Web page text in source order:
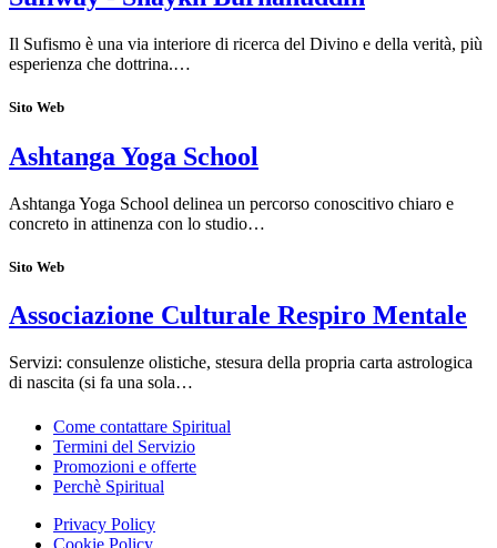
Il Sufismo è una via interiore di ricerca del Divino e della verità, più
esperienza che dottrina.…
Sito Web
Ashtanga Yoga School
Ashtanga Yoga School delinea un percorso conoscitivo chiaro e
concreto in attinenza con lo studio…
Sito Web
Associazione Culturale Respiro Mentale
Servizi: consulenze olistiche, stesura della propria carta astrologica
di nascita (si fa una sola…
Come contattare Spiritual
Termini del Servizio
Promozioni e offerte
Perchè Spiritual
Privacy Policy
Cookie Policy